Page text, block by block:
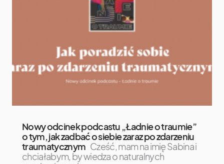
Nowy odcinek podcastu „Ładnie o traumie”
o tym, jak zadbać o siebie zaraz po zdarzeniu
traumatycznym Cześć, mam na imię Sabina i
chciałabym, by wiedza o naturalnych